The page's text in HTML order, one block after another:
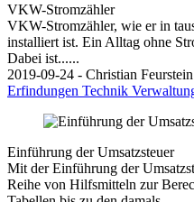
VKW-Stromzähler
VKW-Stromzähler, wie er in
installiert ist. Ein Alltag ohne
Dabei ist......
2019-09-24 - Christian Feurstein
Erfindungen Technik
Einführung der Umsatzsteuer
Mit der Einführung der
Reihe von Hilfsmitteln zur